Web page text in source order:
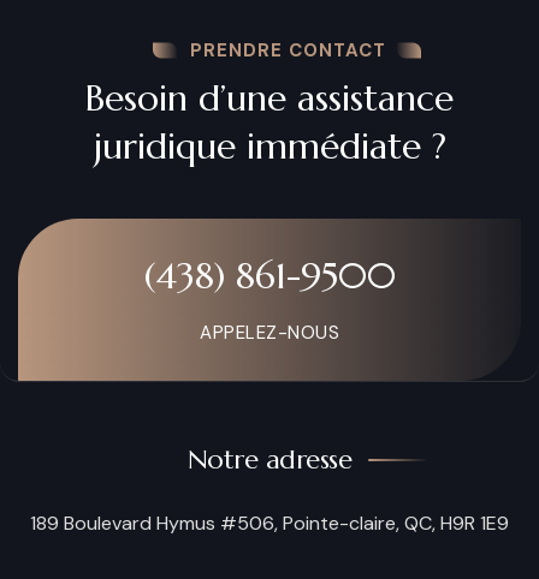
PRENDRE CONTACT
Besoin d’une assistance
juridique immédiate ?
(438) 861-9500
APPELEZ-NOUS
Notre adresse
189 Boulevard Hymus #506, Pointe-claire, QC, H9R 1E9